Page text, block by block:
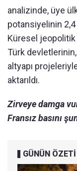
analizinde, üye
potansiyelinin 2,4
Küresel jeopolitik
Türk
altyapı
aktarıldı.
Zirveye damga
Fransız basını
GÜNÜN ÖZETİ